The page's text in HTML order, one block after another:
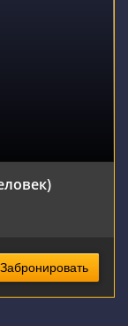
Забронировать